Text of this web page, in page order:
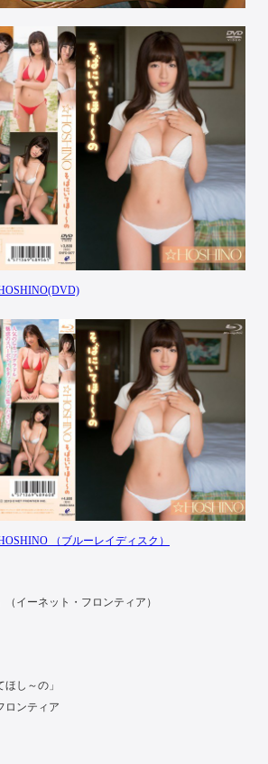
（ブルーレイディスク）
（イーネット・フロンティア）
し～の」
ロンティア